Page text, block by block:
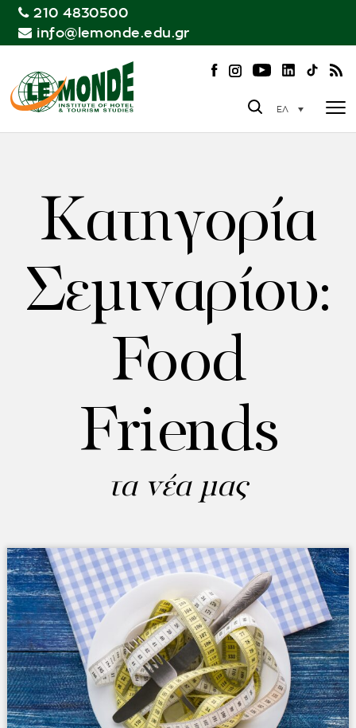
210 4830500
info@lemonde.edu.gr
ΕΛ
Κατηγορία
Σεμιναρίου:
Food
Friends
τα νέα μας